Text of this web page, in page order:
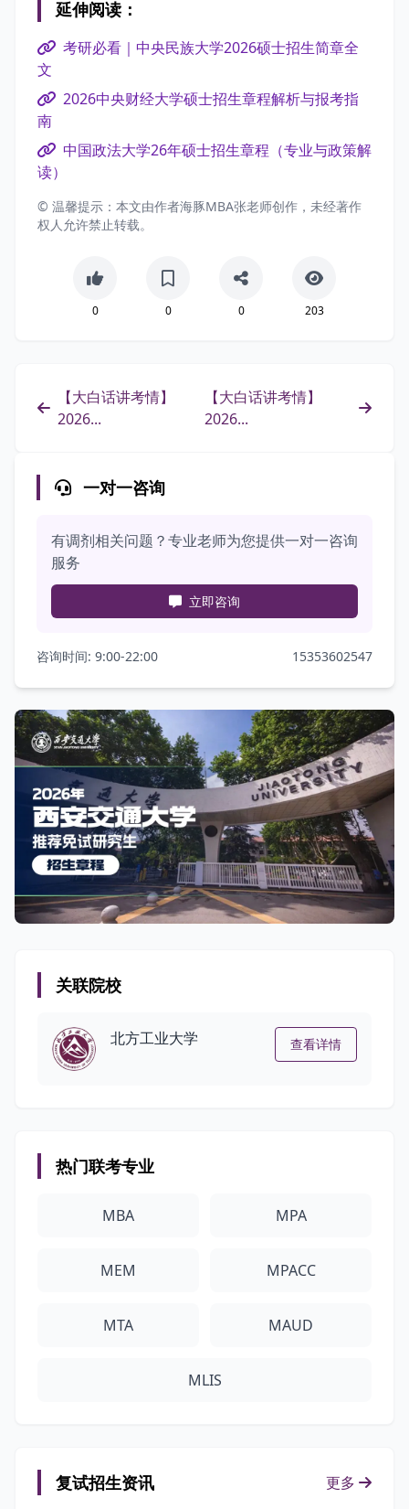
延伸阅读：
考研必看｜中央民族大学2026硕士招生简章全
文
2026中央财经大学硕士招生章程解析与报考指
南
中国政法大学26年硕士招生章程（专业与政策解
读）
© 温馨提示：本文由作者海豚MBA张老师创作，未经著作
权人允许禁止转载。
0 0 0 203
【大白话讲考情】
2026...
【大白话讲考情】
2026...
一对一咨询
有调剂相关问题？专业老师为您提供一对一咨询
服务
立即咨询
咨询时间: 9:00-22:00 15353602547
关联院校
北方工业大学 查看详情
热门联考专业
MBA MPA
MEM MPACC
MTA MAUD
MLIS
复试招生资讯 更多